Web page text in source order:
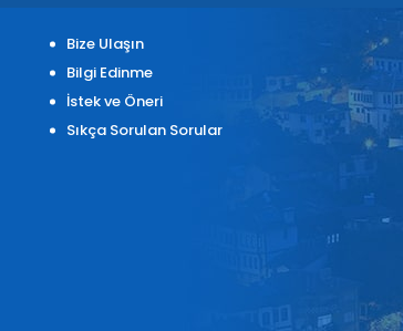
Bize Ulaşın
Bilgi Edinme
İstek ve Öneri
Sıkça Sorulan Sorular